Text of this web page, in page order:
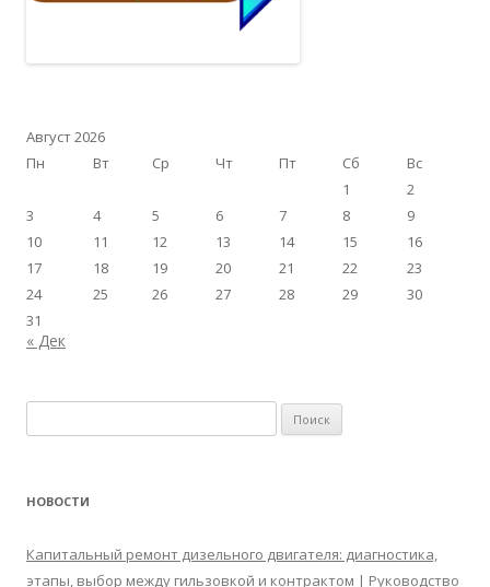
Август 2026
Пн
Вт Ср Чт Пт Сб
Вс
1
2
3
4 5 6 7 8
9
10
11 12 13 14 15
16
17
18 19 20 21 22
23
24
25 26 27 28 29
30
31
« Дек
НОВОСТИ
Капитальный ремонт дизельного двигателя: диагностика,
этапы, выбор между гильзовкой и контрактом | Руководство